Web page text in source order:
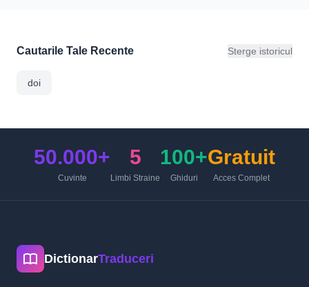
Cautarile Tale Recente Sterge istoricul
doi
50.000+
Cuvinte
5
Limbi Straine
100+
Ghiduri
Gratuit
Acces Complet
DictionarTraduceri